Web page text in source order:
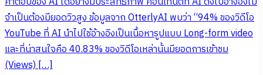
จำเป็นต้องมียอดวิวสูง ข้อมูลจาก OtterlyAI พบว่า “94% ของวิดีโอ
YouTube ที่ AI นำไปใช้อ้างอิงเป็นเนื้อหารูปแบบ Long-form video
และที่น่าสนใจคือ 40.83% ของวิดีโอเหล่านั้นมียอดการเข้าชม
(Views) […]